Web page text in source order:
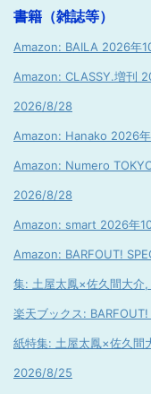
書籍（雑誌等）
Amazon: BAILA 2026年
Amazon: CLASSY.増刊
2026/8/28
Amazon: Hanako 2026
Amazon: Numero
2026/8/28
Amazon: smart 2026年
Amazon: BARFOUT!
集: 土屋太鳳×佐久間大
楽天ブックス:
紙特集: 土屋太鳳×佐久間
2026/8/25